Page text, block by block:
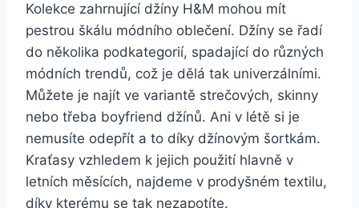
Kolekce zahrnující džíny H&M mohou mít
pestrou škálu módního oblečení. Džíny se řadí
do několika podkategorií, spadající do různých
módních trendů, což je dělá tak univerzálními.
Můžete je najít ve variantě strečových, skinny
nebo třeba boyfriend džínů. Ani v létě si je
nemusíte odepřít a to díky džínovým šortkám.
Kraťasy vzhledem k jejich použití hlavně v
letních měsících, najdeme v prodyšném textilu,
díky kterému se tak nezapotíte.